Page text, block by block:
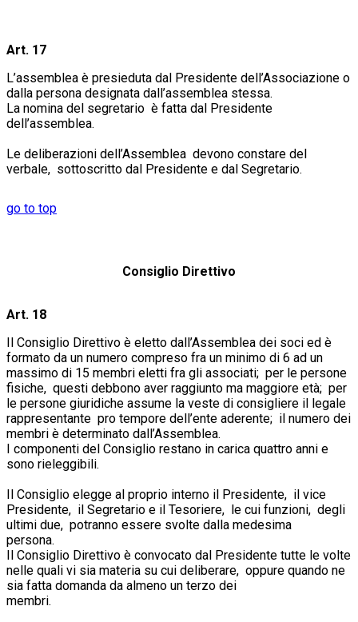
Art. 17
L’assemblea è presieduta dal Presidente dell’Associazione o
dalla persona designata dall’assemblea stessa.
La nomina del segretario è fatta dal Presidente
dell’assemblea.
Le deliberazioni dell’Assemblea devono constare del
verbale, sottoscritto dal Presidente e dal Segretario.
go to top
Consiglio Direttivo
Art. 18
Il Consiglio Direttivo è eletto dall’Assemblea dei soci ed è
formato da un numero compreso fra un minimo di 6 ad un
massimo di 15 membri eletti fra gli associati; per le persone
fisiche, questi debbono aver raggiunto ma maggiore età; per
le persone giuridiche assume la veste di consigliere il legale
rappresentante pro tempore dell’ente aderente; il numero dei
membri è determinato dall’Assemblea.
I componenti del Consiglio restano in carica quattro anni e
sono rieleggibili.
Il Consiglio elegge al proprio interno il Presidente, il vice
Presidente, il Segretario e il Tesoriere, le cui funzioni, degli
ultimi due, potranno essere svolte dalla medesima
persona.
Il Consiglio Direttivo è convocato dal Presidente tutte le volte
nelle quali vi sia materia su cui deliberare, oppure quando ne
sia fatta domanda da almeno un terzo dei
membri.